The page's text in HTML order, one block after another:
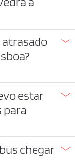
atrasado
estar
para
chegar